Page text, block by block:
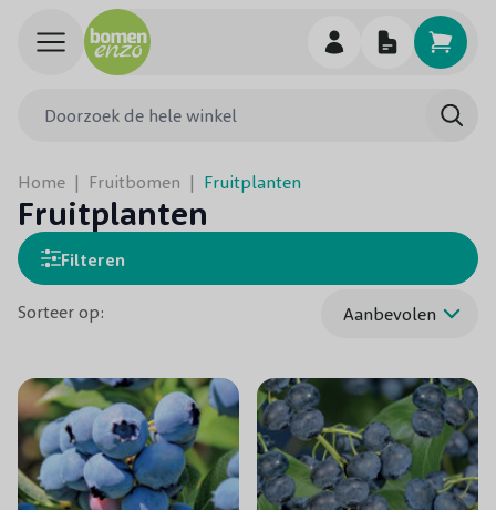
Ga naar de inhoud
Home | Fruitbomen | Fruitplanten
Fruitplanten
Filteren
Sorteer op: